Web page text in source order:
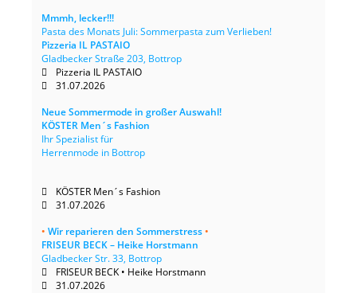
Mmmh, lecker!!!
Pasta des Monats Juli: Sommerpasta zum Verlieben!
Pizzeria IL PASTAIO
Gladbecker Straße 203, Bottrop
Pizzeria IL PASTAIO
31.07.2026
Neue Sommermode in großer Auswahl!
KÖSTER Men´s Fashion
Ihr Spezialist für
Herrenmode in Bottrop
KÖSTER Men´s Fashion
31.07.2026
• Wir reparieren den Sommerstress•
FRISEUR BECK – Heike Horstmann
Gladbecker Str. 33, Bottrop
FRISEUR BECK • Heike Horstmann
31.07.2026